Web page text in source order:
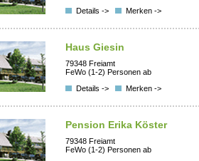
Details ->
Merken ->
Haus Giesin
79348 Freiamt
FeWo (1-2) Personen ab
Details ->
Merken ->
Pension Erika Köster
79348 Freiamt
FeWo (1-2) Personen ab